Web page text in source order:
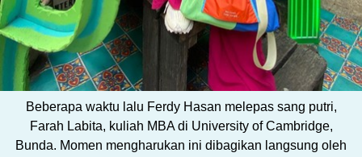
Beberapa waktu lalu Ferdy Hasan melepas sang putri,
Farah Labita, kuliah MBA di University of Cambridge,
Bunda. Momen mengharukan ini dibagikan langsung oleh